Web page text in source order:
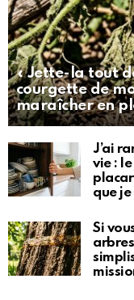
« Jette-la tout
courgette de
maraîcher en
J’ai
vie :
que
Si